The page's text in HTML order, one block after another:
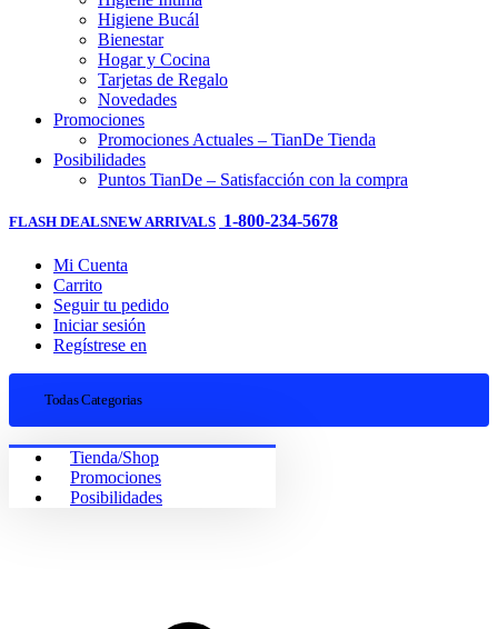
Higiene Bucál
Bienestar
Hogar y Cocina
Tarjetas de Regalo
Novedades
Promociones
Promociones Actuales – TianDe Tienda
Posibilidades
Puntos TianDe – Satisfacción con la compra
FLASH DEALSNEW ARRIVALS 1-800-234-5678
Mi Cuenta
Carrito
Seguir tu pedido
Iniciar sesión
Regístrese en
Todas Categorias
Tienda/Shop
Promociones
Posibilidades